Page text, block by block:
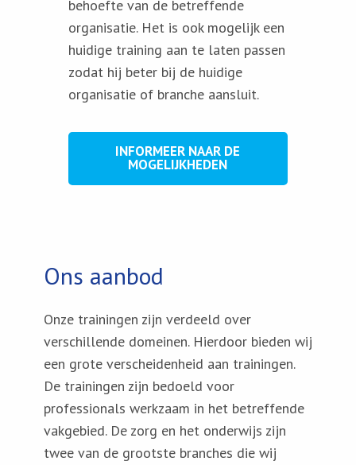
behoefte van de betreffende
organisatie. Het is ook mogelijk een
huidige training aan te laten passen
zodat hij beter bij de huidige
organisatie of branche aansluit.
INFORMEER NAAR DE
MOGELIJKHEDEN
Ons aanbod
Onze trainingen zijn verdeeld over
verschillende domeinen. Hierdoor bieden wij
een grote verscheidenheid aan trainingen.
De trainingen zijn bedoeld voor
professionals werkzaam in het betreffende
vakgebied. De zorg en het onderwijs zijn
twee van de grootste branches die wij